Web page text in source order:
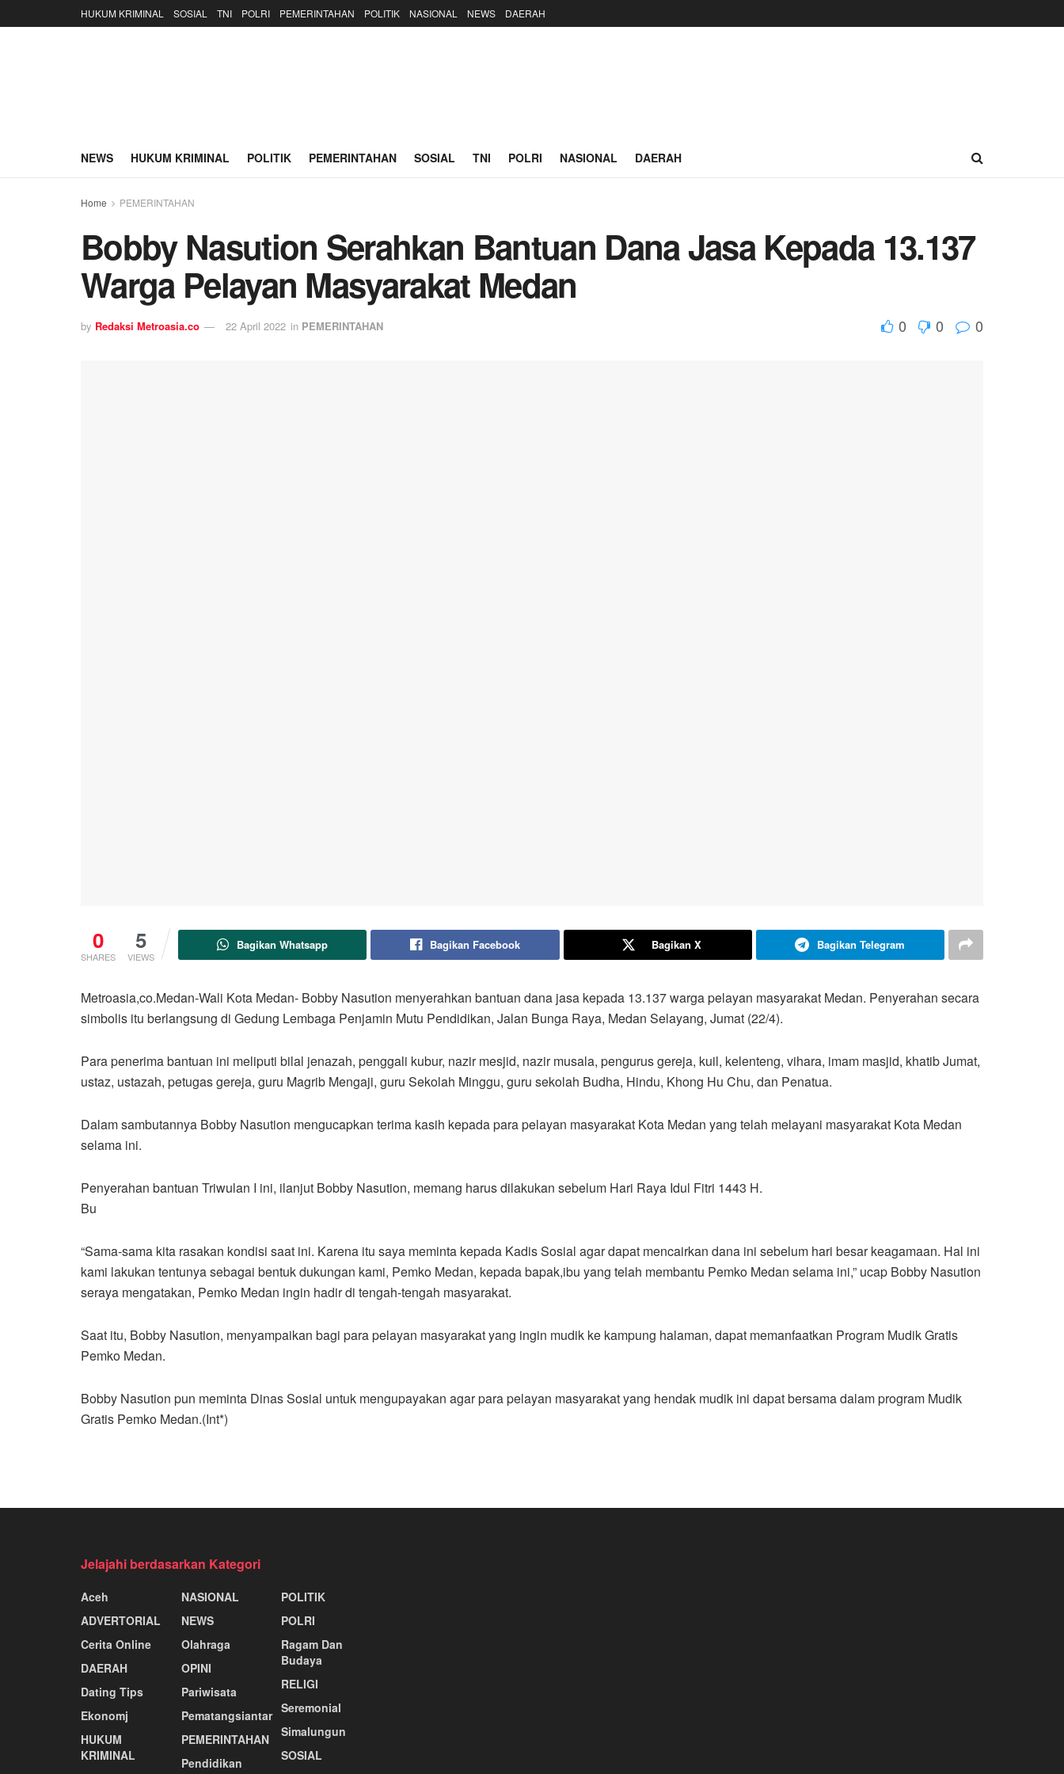
HUKUM KRIMINAL SOSIAL TNI POLRI PEMERINTAHAN POLITIK NASIONAL NEWS DAERAH
NEWS HUKUM KRIMINAL POLITIK PEMERINTAHAN SOSIAL TNI POLRI NASIONAL DAERAH
Home PEMERINTAHAN
Bobby Nasution Serahkan Bantuan Dana Jasa Kepada 13.137
Warga Pelayan Masyarakat Medan
by Redaksi Metroasia.co 22 April 2022 in PEMERINTAHAN 0 0 0
0
SHARES
5
VIEWS
Bagikan Whatsapp Bagikan Facebook Bagikan X Bagikan Telegram
Metroasia,co.Medan-Wali Kota Medan- Bobby Nasution menyerahkan bantuan dana jasa kepada 13.137 warga pelayan masyarakat Medan. Penyerahan secara
simbolis itu berlangsung di Gedung Lembaga Penjamin Mutu Pendidikan, Jalan Bunga Raya, Medan Selayang, Jumat (22/4).
Para penerima bantuan ini meliputi bilal jenazah, penggali kubur, nazir mesjid, nazir musala, pengurus gereja, kuil, kelenteng, vihara, imam masjid, khatib Jumat,
ustaz, ustazah, petugas gereja, guru Magrib Mengaji, guru Sekolah Minggu, guru sekolah Budha, Hindu, Khong Hu Chu, dan Penatua.
Dalam sambutannya Bobby Nasution mengucapkan terima kasih kepada para pelayan masyarakat Kota Medan yang telah melayani masyarakat Kota Medan
selama ini.
Penyerahan bantuan Triwulan I ini, ilanjut Bobby Nasution, memang harus dilakukan sebelum Hari Raya Idul Fitri 1443 H.
Bu
“Sama-sama kita rasakan kondisi saat ini. Karena itu saya meminta kepada Kadis Sosial agar dapat mencairkan dana ini sebelum hari besar keagamaan. Hal ini
kami lakukan tentunya sebagai bentuk dukungan kami, Pemko Medan, kepada bapak,ibu yang telah membantu Pemko Medan selama ini,” ucap Bobby Nasution
seraya mengatakan, Pemko Medan ingin hadir di tengah-tengah masyarakat.
Saat itu, Bobby Nasution, menyampaikan bagi para pelayan masyarakat yang ingin mudik ke kampung halaman, dapat memanfaatkan Program Mudik Gratis
Pemko Medan.
Bobby Nasution pun meminta Dinas Sosial untuk mengupayakan agar para pelayan masyarakat yang hendak mudik ini dapat bersama dalam program Mudik
Gratis Pemko Medan.(Int*)
Jelajahi berdasarkan Kategori
Aceh
ADVERTORIAL
Cerita Online
DAERAH
Dating Tips
Ekonomj
HUKUM
KRIMINAL
NASIONAL
NEWS
Olahraga
OPINI
Pariwisata
Pematangsiantar
PEMERINTAHAN
Pendidikan
POLITIK
POLRI
Ragam Dan
Budaya
RELIGI
Seremonial
Simalungun
SOSIAL